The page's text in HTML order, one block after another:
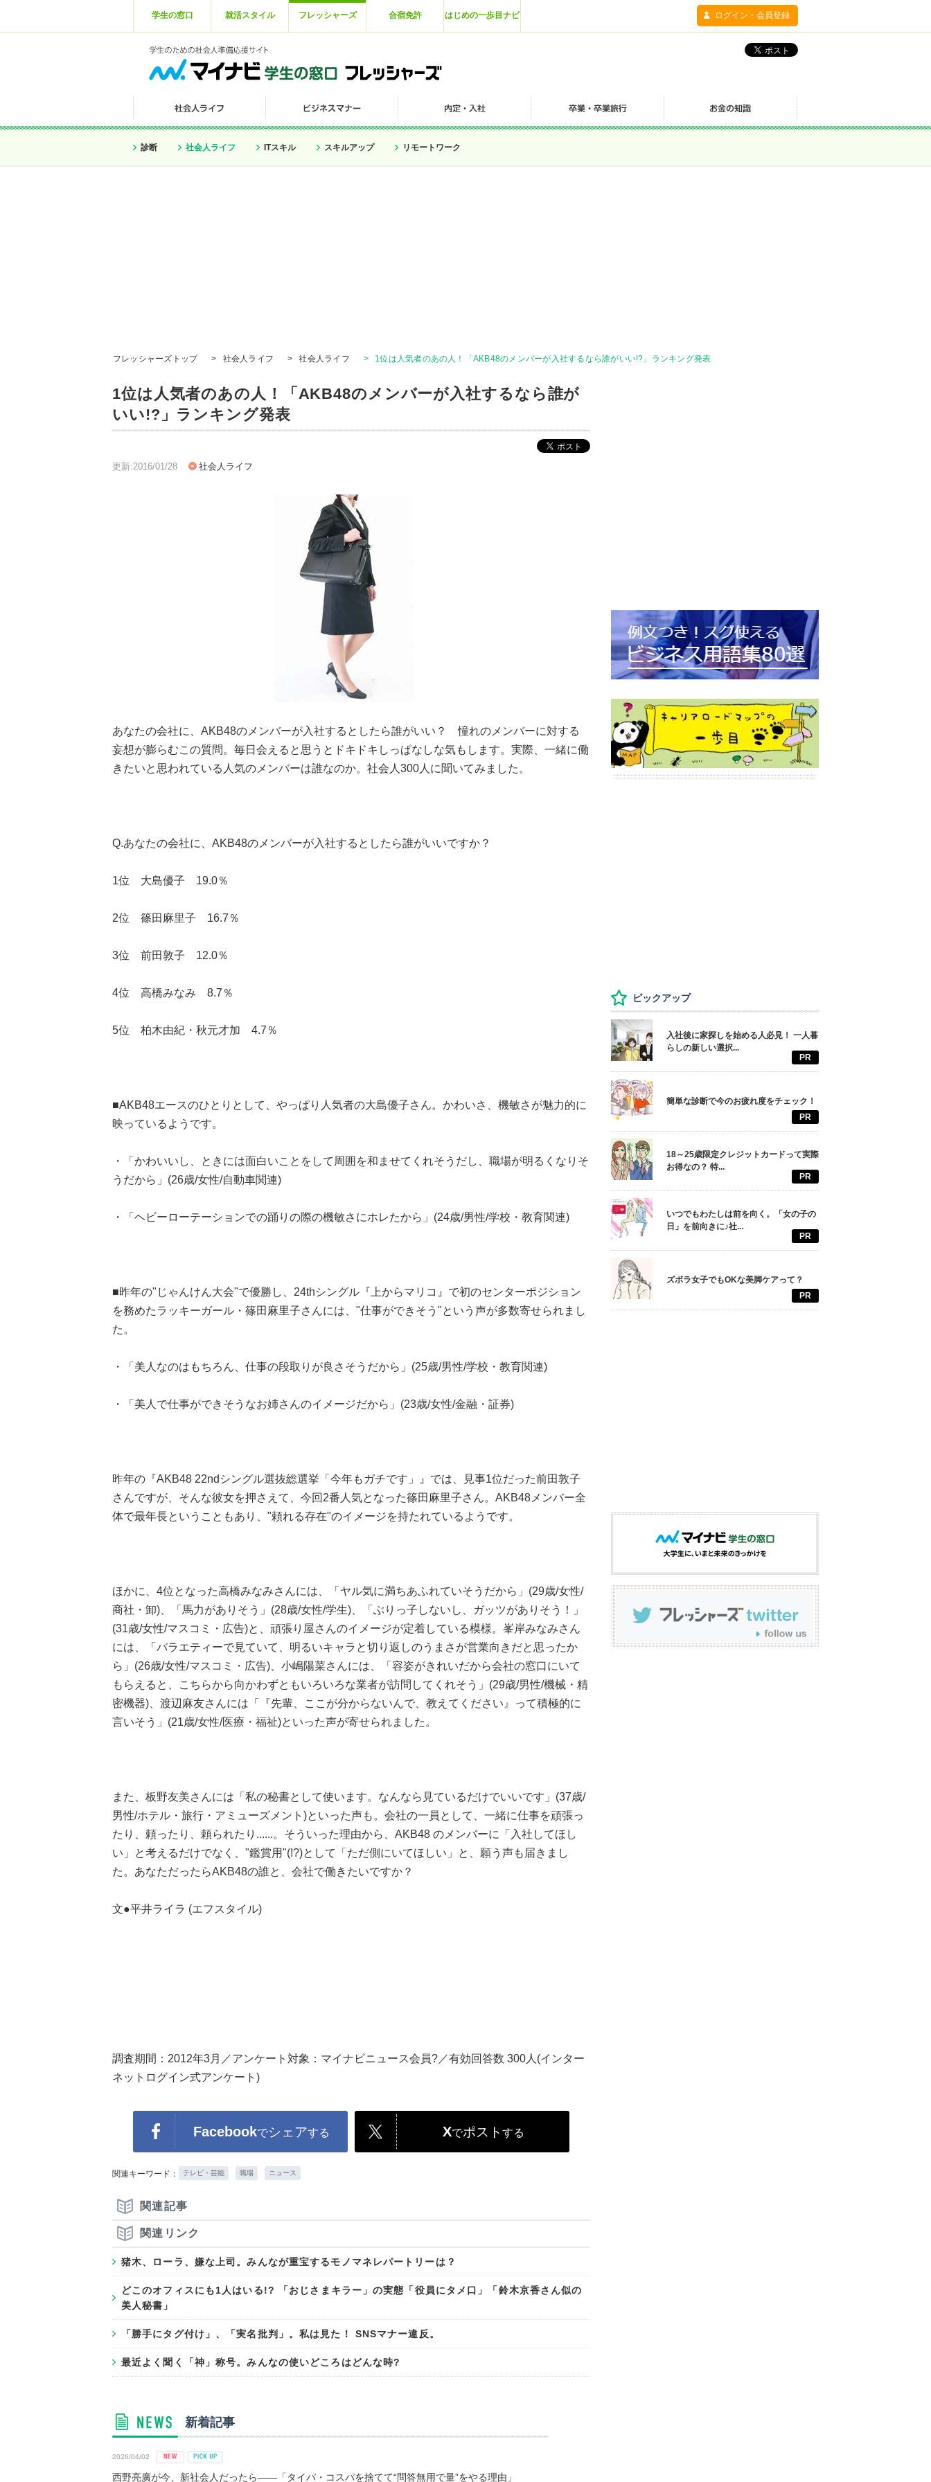
学生の窓口 就活スタイル フレッシャーズ 合宿免許 はじめの一歩目ナビ ログイン・会員登録
診断 社会人ライフ ITスキル スキルアップ リモートワーク
フレッシャーズトップ > 社会人ライフ > 社会人ライフ > 1位は人気者のあの人！「AKB48のメンバーが入社するなら誰がいい!?」ランキング発表
1位は人気者のあの人！「AKB48のメンバーが入社するなら誰が
いい!?」ランキング発表
更新:2016/01/28 社会人ライフ
あなたの会社に、AKB48のメンバーが入社するとしたら誰がいい？ 憧れのメンバーに対する
妄想が膨らむこの質問。毎日会えると思うとドキドキしっぱなしな気もします。実際、一緒に働
きたいと思われている人気のメンバーは誰なのか。社会人300人に聞いてみました。
Q.あなたの会社に、AKB48のメンバーが入社するとしたら誰がいいですか？
1位 大島優子 19.0％
2位 篠田麻里子 16.7％
3位 前田敦子 12.0％
4位 高橋みなみ 8.7％
5位 柏木由紀・秋元才加 4.7％
■AKB48エースのひとりとして、やっぱり人気者の大島優子さん。かわいさ、機敏さが魅力的に
映っているようです。
・「かわいいし、ときには面白いことをして周囲を和ませてくれそうだし、職場が明るくなりそ
うだから」(26歳/女性/自動車関連)
・「ヘビーローテーションでの踊りの際の機敏さにホレたから」(24歳/男性/学校・教育関連)
■昨年の"じゃんけん大会"で優勝し、24thシングル『上からマリコ』で初のセンターポジション
を務めたラッキーガール・篠田麻里子さんには、"仕事ができそう"という声が多数寄せられまし
た。
・「美人なのはもちろん、仕事の段取りが良さそうだから」(25歳/男性/学校・教育関連)
・「美人で仕事ができそうなお姉さんのイメージだから」(23歳/女性/金融・証券)
昨年の『AKB48 22ndシングル選抜総選挙「今年もガチです」』では、見事1位だった前田敦子
さんですが、そんな彼女を押さえて、今回2番人気となった篠田麻里子さん。AKB48メンバー全
体で最年長ということもあり、"頼れる存在"のイメージを持たれているようです。
ほかに、4位となった高橋みなみさんには、「ヤル気に満ちあふれていそうだから」(29歳/女性/
商社・卸)、「馬力がありそう」(28歳/女性/学生)、「ぶりっ子しないし、ガッツがありそう！」
(31歳/女性/マスコミ・広告)と、頑張り屋さんのイメージが定着している模様。峯岸みなみさん
には、「バラエティーで見ていて、明るいキャラと切り返しのうまさが営業向きだと思ったか
ら」(26歳/女性/マスコミ・広告)、小嶋陽菜さんには、「容姿がきれいだから会社の窓口にいて
もらえると、こちらから向かわずともいろいろな業者が訪問してくれそう」(29歳/男性/機械・精
密機器)、渡辺麻友さんには「『先輩、ここが分からないんで、教えてください』って積極的に
言いそう」(21歳/女性/医療・福祉)といった声が寄せられました。
また、板野友美さんには「私の秘書として使います。なんなら見ているだけでいいです」(37歳/
男性/ホテル・旅行・アミューズメント)といった声も。会社の一員として、一緒に仕事を頑張っ
たり、頼ったり、頼られたり......。そういった理由から、AKB48 のメンバーに「入社してほし
い」と考えるだけでなく、"鑑賞用"(!?)として「ただ側にいてほしい」と、願う声も届きまし
た。あなただったらAKB48の誰と、会社で働きたいですか？
文●平井ライラ (エフスタイル)
調査期間：2012年3月／アンケート対象：マイナビニュース会員?／有効回答数 300人(インター
ネットログイン式アンケート)
Facebookでシェアする Xでポスト する
関連キーワード： テレビ・芸能 職場 ニュース
関連記事
関連リンク
猪木、ローラ、嫌な上司。みんなが重宝するモノマネレパートリーは？
どこのオフィスにも1人はいる!? 「おじさまキラー」の実態「役員にタメ口」「鈴木京香さん似の
美人秘書」
「勝手にタグ付け」、「実名批判」。私は見た！ SNSマナー違反。
最近よく聞く「神」称号。みんなの使いどころはどんな時?
新着記事
2026/04/02
西野亮廣が今、新社会人だったら――「タイパ・コスパを捨てて“問答無用で量”をやる理由」
ピックアップ
入社後に家探しを始める人必見！ 一人暮
らしの新しい選択...
PR
簡単な診断で今のお疲れ度をチェック！
PR
18～25歳限定クレジットカードって実際
お得なの？ 特...
PR
いつでもわたしは前を向く。「女の子の
日」を前向きに♪社...
PR
ズボラ女子でもOKな美脚ケアって？
PR